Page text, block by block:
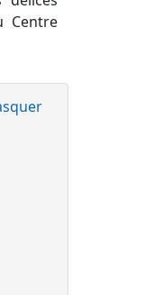
Centre